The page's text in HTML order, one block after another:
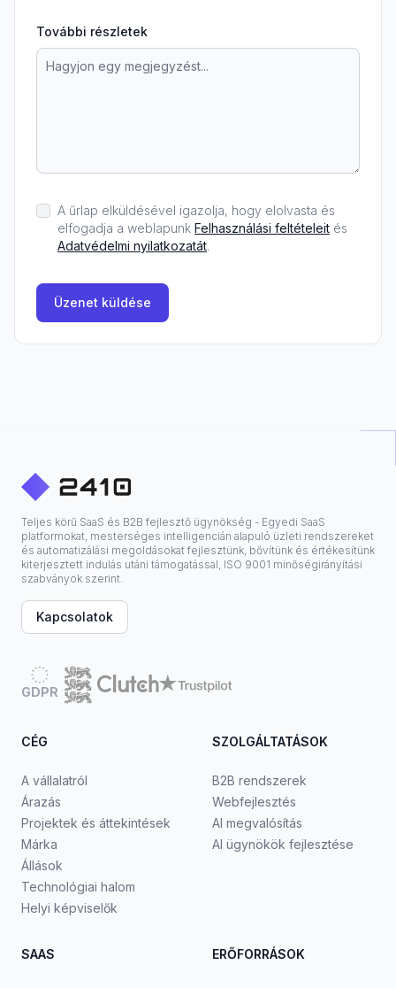
További részletek
A űrlap elküldésével igazolja, hogy elolvasta és
elfogadja a weblapunk Felhasználási feltételeit és
Adatvédelmi nyilatkozatát.
Üzenet küldése
Teljes körű SaaS és B2B fejlesztő ügynökség - Egyedi SaaS
platformokat, mesterséges intelligencián alapuló üzleti rendszereket
és automatizálási megoldásokat fejlesztünk, bővítünk és értékesítünk
kiterjesztett indulás utáni támogatással, ISO 9001 minőségirányítási
szabványok szerint.
Kapcsolatok
GDPR
CÉG
A vállalatról
Árazás
Projektek és áttekintések
Márka
Állások
Technológiai halom
Helyi képviselők
SZOLGÁLTATÁSOK
B2B rendszerek
Webfejlesztés
AI megvalósítás
AI ügynökök fejlesztése
SAAS ERŐFORRÁSOK